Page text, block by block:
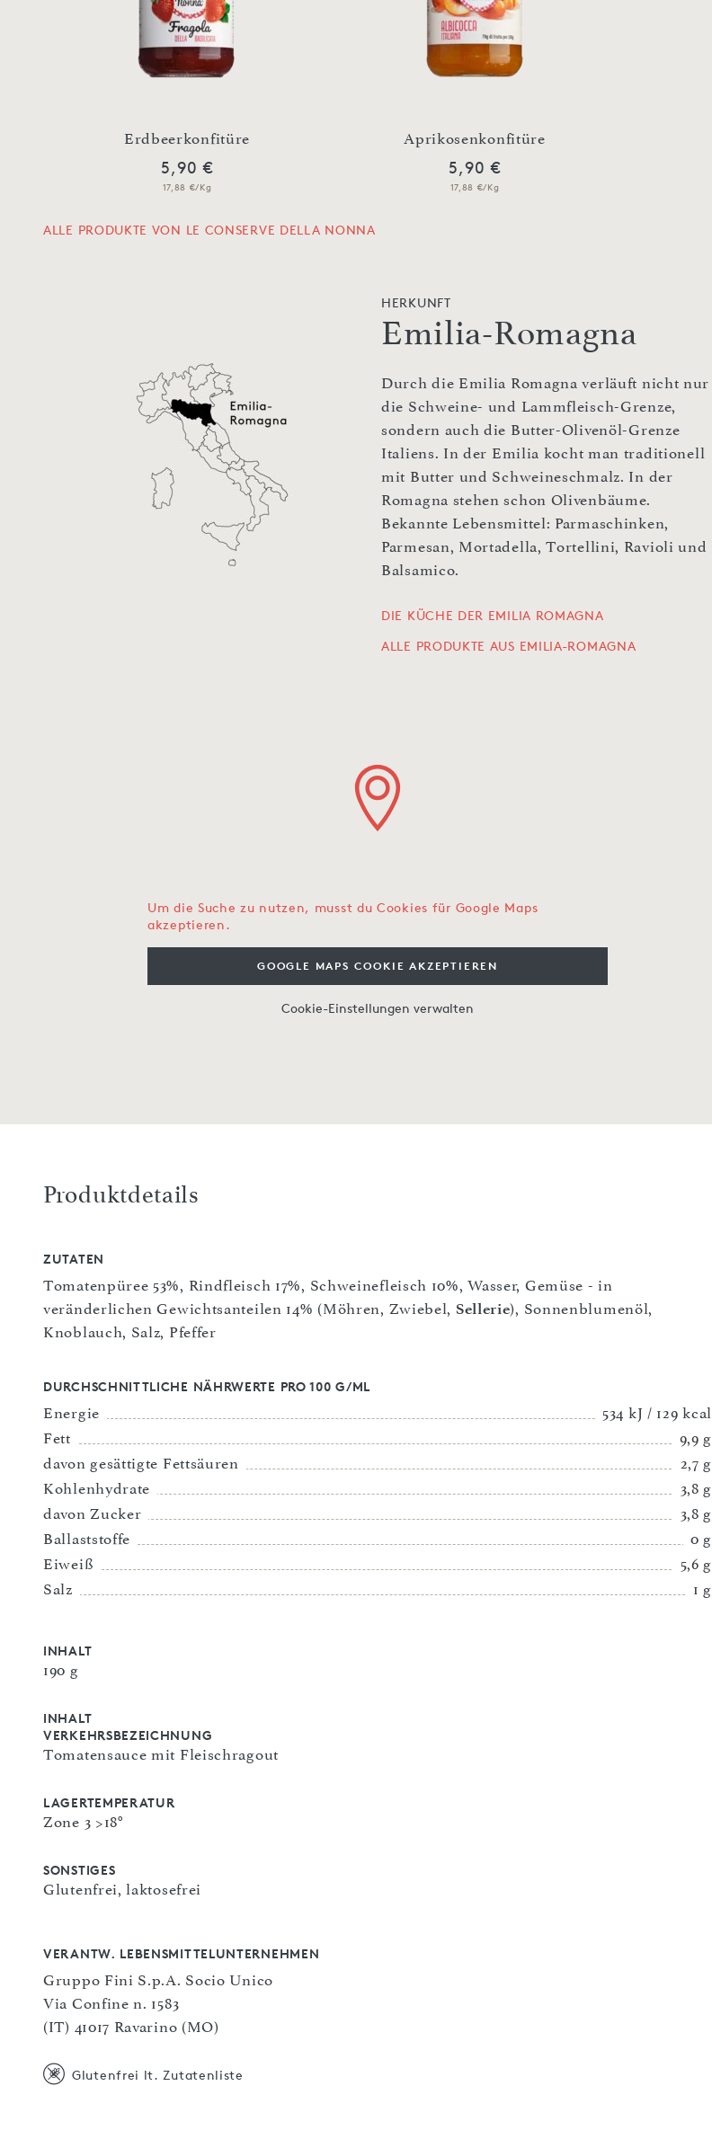
Erdbeerkonfitüre
5,90 €
17,88 €/Kg
Aprikosenkonfitüre
5,90 €
17,88 €/Kg
ALLE PRODUKTE VON LE CONSERVE DELLA NONNA
HERKUNFT
Emilia-Romagna
Durch die Emilia Romagna verläuft nicht nur
die Schweine- und Lammfleisch-Grenze,
sondern auch die Butter-Olivenöl-Grenze
Italiens. In der Emilia kocht man traditionell
mit Butter und Schweineschmalz. In der
Romagna stehen schon Olivenbäume.
Bekannte Lebensmittel: Parmaschinken,
Parmesan, Mortadella, Tortellini, Ravioli und
Balsamico.
DIE KÜCHE DER EMILIA ROMAGNA
ALLE PRODUKTE AUS EMILIA-ROMAGNA
Um die Suche zu nutzen, musst du Cookies für Google Maps
akzeptieren.
GOOGLE MAPS COOKIE AKZEPTIEREN
Cookie-Einstellungen verwalten
Produktdetails
ZUTATEN
Tomatenpüree 53%, Rindfleisch 17%, Schweinefleisch 10%, Wasser, Gemüse - in
veränderlichen Gewichtsanteilen 14% (Möhren, Zwiebel, Sellerie), Sonnenblumenöl,
Knoblauch, Salz, Pfeffer
DURCHSCHNITTLICHE NÄHRWERTE PRO 100 G/ML
Energie
534 kJ / 129 kcal
Fett
9,9 g
davon gesättigte Fettsäuren
2,7 g
Kohlenhydrate
3,8 g
davon Zucker
3,8 g
Ballaststoffe
0 g
Eiweiß
5,6 g
Salz
1 g
INHALT
190 g
INHALT
VERKEHRSBEZEICHNUNG
Tomatensauce mit Fleischragout
LAGERTEMPERATUR
Zone 3 >18°
SONSTIGES
Glutenfrei, laktosefrei
VERANTW. LEBENSMITTELUNTERNEHMEN
Gruppo Fini S.p.A. Socio Unico
Via Confine n. 1583
(IT) 41017 Ravarino (MO)
Glutenfrei lt. Zutatenliste